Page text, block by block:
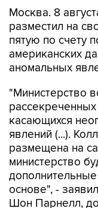
Москва. 8
разместил на
пятую по счету
американских
аномальных
"Министерство
касающихся
явлений (...).
размещена на
министерство
основе", -
Шон Парнелл,